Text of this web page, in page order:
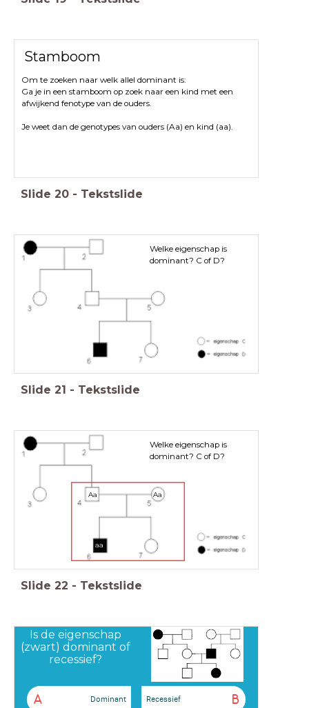
Stamboom
Om te zoeken naar welk allel dominant is:
Ga je in een stamboom op zoek naar een kind met een
afwijkend fenotype van de ouders.
Je weet dan de genotypes van ouders (Aa) en kind (aa).
Slide 20 - Tekstslide
Welke eigenschap is
dominant? C of D?
Slide 21 - Tekstslide
Welke eigenschap is
dominant? C of D?
Aa Aa
aa
Slide 22 - Tekstslide
Is de eigenschap
(zwart) dominant of
recessief?
A Dominant B
Recessief